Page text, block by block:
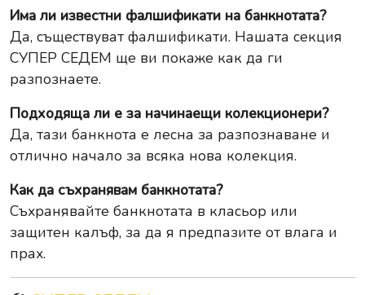
Има ли известни фалшификати на банкнотата?
Да, съществуват фалшификати. Нашата секция
СУПЕР СЕДЕМ ще ви покаже как да ги
разпознаете.
Подходяща ли е за начинаещи колекционери?
Да, тази банкнота е лесна за разпознаване и
отлично начало за всяка нова колекция.
Как да съхранявам банкнотата?
Съхранявайте банкнотата в класьор или
защитен калъф, за да я предпазите от влага и
прах.